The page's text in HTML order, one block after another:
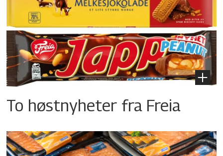
To høstnyheter fra Freia